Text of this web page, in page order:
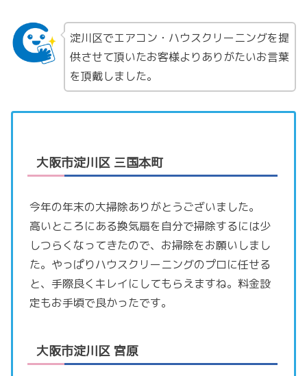
淀川区でエアコン・ハウスクリーニングを提
供させて頂いたお客様よりありがたいお言葉
を頂戴しました。
大阪市淀川区 三国本町
今年の年末の大掃除ありがとうございました。
高いところにある換気扇を自分で掃除するには少
しつらくなってきたので、お掃除をお願いしまし
た。やっぱりハウスクリーニングのプロに任せる
と、手際良くキレイにしてもらえますね。料金設
定もお手頃で良かったです。
大阪市淀川区 宮原